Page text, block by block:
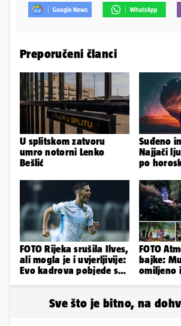
Preporučeni članci
U splitskom zatvoru
umro notorni Lenko
Bešlić
Suđeno
Najjači
po
FOTO Rijeka srušila Ilves,
ali mogla je i uvjerljivije:
Evo kadrova pobjede s
FOTO
bajke:
omiljeno
Sve što je bitno, na